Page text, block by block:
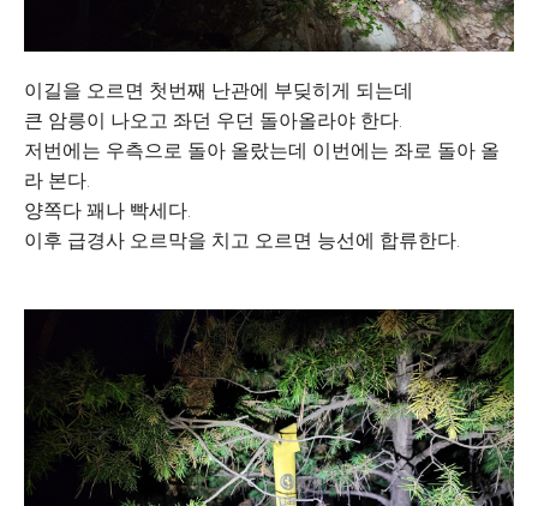
이길을 오르면 첫번째 난관에 부딪히게 되는데
큰 암릉이 나오고 좌던 우던 돌아올라야 한다.
저번에는 우측으로 돌아 올랐는데 이번에는 좌로 돌아 올
라 본다.
양쪽다 꽤나 빡세다.
이후 급경사 오르막을 치고 오르면 능선에 합류한다.